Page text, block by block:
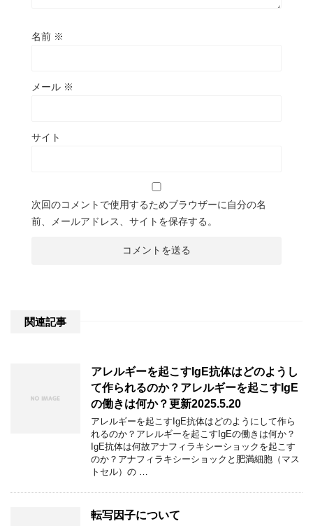
名前 ※
メール ※
サイト
次回のコメントで使用するためブラウザーに自分の名
前、メールアドレス、サイトを保存する。
関連記事
アレルギーを起こすIgE抗体はどのようし
て作られるのか？アレルギーを起こすIgE
の働きは何か？更新2025.5.20
アレルギーを起こすIgE抗体はどのようにして作ら
れるのか？アレルギーを起こすIgEの働きは何か？
IgE抗体は何故アナフィラキシーショックを起こす
のか？アナフィラキシーショックと肥満細胞（マス
トセル）の …
転写因子について